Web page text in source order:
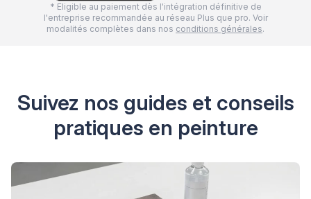
* Eligible au paiement dès l'intégration définitive de
l'entreprise recommandée au réseau Plus que pro. Voir
modalités complètes dans nos conditions générales.
Suivez nos guides et conseils
pratiques en peinture